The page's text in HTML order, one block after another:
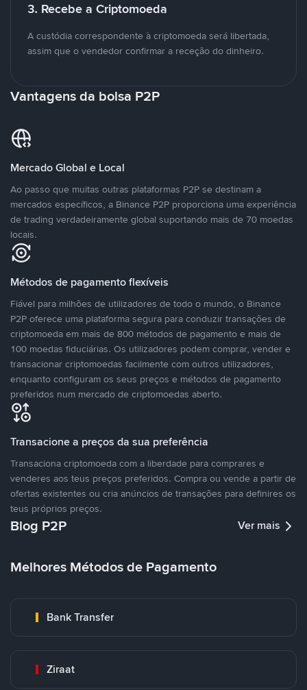
3. Recebe a Criptomoeda
A custódia correspondente à criptomoeda será libertada,
assim que o vendedor confirmar a receção do dinheiro.
Vantagens da bolsa P2P
Mercado Global e Local
Ao passo que muitas outras plataformas P2P se destinam a
mercados específicos, a Binance P2P proporciona uma experiência
de trading verdadeiramente global suportando mais de 70 moedas
locais.
Métodos de pagamento flexíveis
Fiável para milhões de utilizadores de todo o mundo, o Binance
P2P oferece uma plataforma segura para conduzir transações de
criptomoeda em mais de 800 métodos de pagamento e mais de
100 moedas fiduciárias. Os utilizadores podem comprar, vender e
transacionar criptomoedas facilmente com outros utilizadores,
enquanto configuram os seus preços e métodos de pagamento
preferidos num mercado de criptomoedas aberto.
Transacione a preços da sua preferência
Transaciona criptomoeda com a liberdade para comprares e
venderes aos teus preços preferidos. Compra ou vende a partir de
ofertas existentes ou cria anúncios de transações para definires os
teus próprios preços.
Blog P2P Ver mais
Melhores Métodos de Pagamento
Bank Transfer
Ziraat